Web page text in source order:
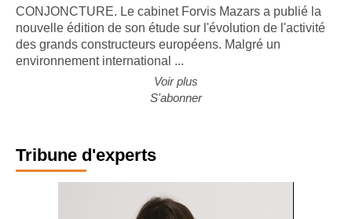
CONJONCTURE. Le cabinet Forvis Mazars a publié la
nouvelle édition de son étude sur l'évolution de l'activité
des grands constructeurs européens. Malgré un
environnement international ...
Voir plus
S'abonner
Tribune d'experts